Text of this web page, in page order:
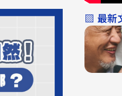
▧ 最新